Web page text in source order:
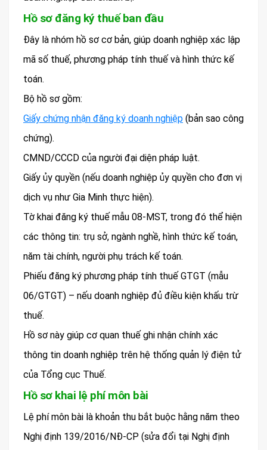
Hồ sơ đăng ký thuế ban đầu
Đây là nhóm hồ sơ cơ bản, giúp doanh nghiệp xác lập
mã số thuế, phương pháp tính thuế và hình thức kế
toán.
Bộ hồ sơ gồm:
Giấy chứng nhận đăng ký doanh nghiệp (bản sao công
chứng).
CMND/CCCD của người đại diện pháp luật.
Giấy ủy quyền (nếu doanh nghiệp ủy quyền cho đơn vị
dịch vụ như Gia Minh thực hiện).
Tờ khai đăng ký thuế mẫu 08-MST, trong đó thể hiện
các thông tin: trụ sở, ngành nghề, hình thức kế toán,
năm tài chính, người phụ trách kế toán.
Phiếu đăng ký phương pháp tính thuế GTGT (mẫu
06/GTGT) – nếu doanh nghiệp đủ điều kiện khấu trừ
thuế.
Hồ sơ này giúp cơ quan thuế ghi nhận chính xác
thông tin doanh nghiệp trên hệ thống quản lý điện tử
của Tổng cục Thuế.
Hồ sơ khai lệ phí môn bài
Lệ phí môn bài là khoản thu bắt buộc hằng năm theo
Nghị định 139/2016/NĐ-CP (sửa đổi tại Nghị định